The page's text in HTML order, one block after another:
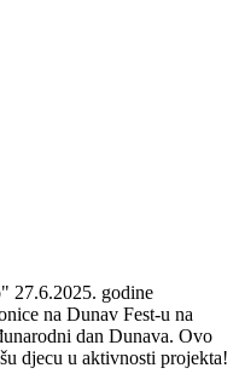
27.6.2025. godine
na Dunav Fest-u na
dan Dunava. Ovo
djecu u aktivnosti projekta!